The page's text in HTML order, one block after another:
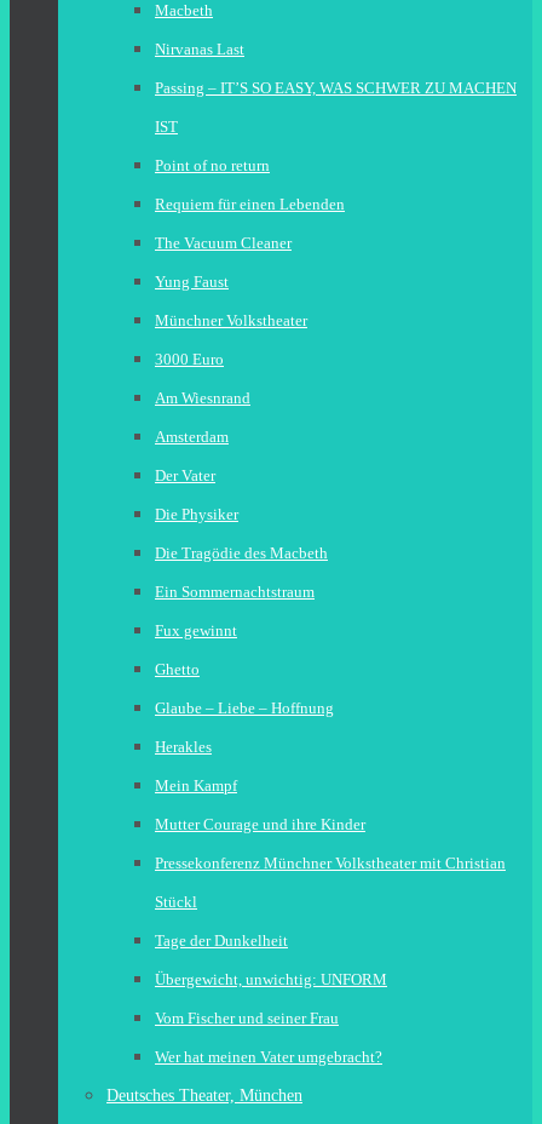
Macbeth
Nirvanas Last
Passing – IT’S SO EASY, WAS SCHWER ZU MACHEN
IST
Point of no return
Requiem für einen Lebenden
The Vacuum Cleaner
Yung Faust
Münchner Volkstheater
3000 Euro
Am Wiesnrand
Amsterdam
Der Vater
Die Physiker
Die Tragödie des Macbeth
Ein Sommernachtstraum
Fux gewinnt
Ghetto
Glaube – Liebe – Hoffnung
Herakles
Mein Kampf
Mutter Courage und ihre Kinder
Pressekonferenz Münchner Volkstheater mit Christian
Stückl
Tage der Dunkelheit
Übergewicht, unwichtig: UNFORM
Vom Fischer und seiner Frau
Wer hat meinen Vater umgebracht?
Deutsches Theater, München